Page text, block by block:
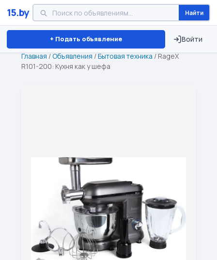
15.by Найти
+ Подать объявление Войти
Минск Витебск Брест ⏱ ТОЛЬКО 15 ДНЕЙ
Главная /Объявления /Бытовая техника / RageX
R101-200: Кухня как у шефа